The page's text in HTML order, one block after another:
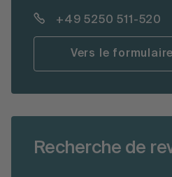
+49 5250 511-520
Vers le
Recherche de